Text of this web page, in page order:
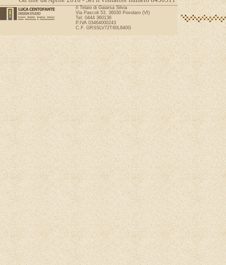
Il Telaio di Gaiarsa Silvia
Via Pascoli 53, 36030 Povolaro (VI)
Tel: 0444 360136
P.IVA 03464000243
C.F. GRSSLV72T60L840G